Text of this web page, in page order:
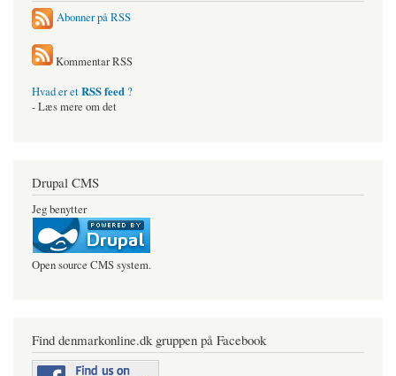
Abonner på RSS
Kommentar RSS
Hvad er etRSS feed ?
- Læs mere om det
Drupal CMS
Jeg benytter
Open source CMS system.
Find denmarkonline.dk gruppen på Facebook